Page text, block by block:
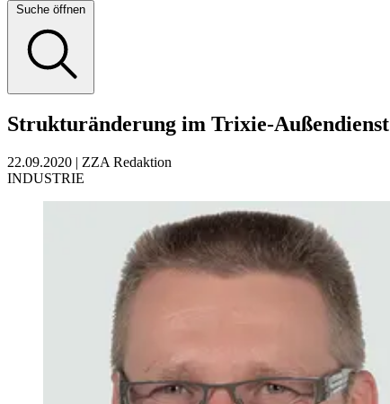
Suche öffnen
Strukturänderung im Trixie-Außendienst
22.09.2020 | ZZA Redaktion
INDUSTRIE